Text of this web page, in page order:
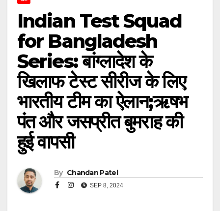
Indian Test Squad
for Bangladesh
Series: बांग्लादेश के
खिलाफ टेस्ट सीरीज के लिए
भारतीय टीम का ऐलान;ऋषभ
पंत और जसप्रीत बुमराह की
हुई वापसी
By Chandan Patel
SEP 8, 2024